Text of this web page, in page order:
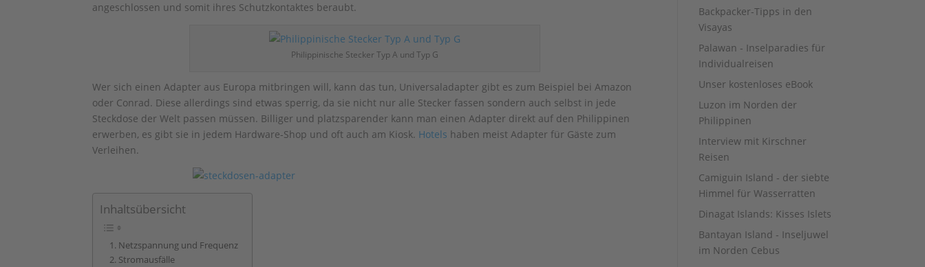
angeschlossen und somit ihres Schutzkontaktes beraubt.
Philippinische Stecker Typ A und Typ G
Wer sich einen Adapter aus Europa mitbringen will, kann das tun, Universaladapter gibt es zum Beispiel bei Amazon
oder Conrad. Diese allerdings sind etwas sperrig, da sie nicht nur alle Stecker fassen sondern auch selbst in jede
Steckdose der Welt passen müssen. Billiger und platzsparender kann man einen Adapter direkt auf den Philippinen
erwerben, es gibt sie in jedem Hardware-Shop und oft auch am Kiosk. Hotels haben meist Adapter für Gäste zum
Verleihen.
Inhaltsübersicht
Netzspannung und Frequenz
Stromausfälle
Backpacker-Tipps in den
Visayas
Palawan - Inselparadies für
Individualreisen
Unser kostenloses eBook
Luzon im Norden der
Philippinen
Interview mit Kirschner
Reisen
Camiguin Island - der siebte
Himmel für Wasserratten
Dinagat Islands: Kisses Islets
Bantayan Island - Inseljuwel
im Norden Cebus